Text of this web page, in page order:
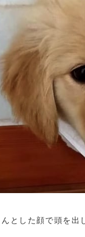
とした顔で頭を出